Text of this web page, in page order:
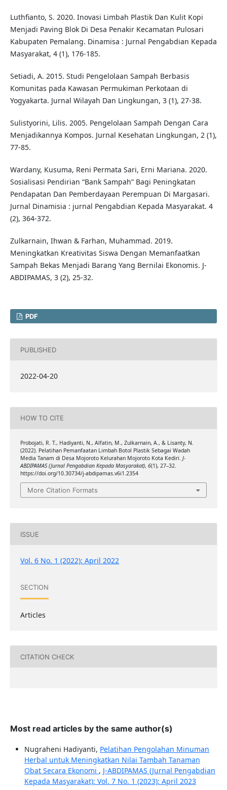
Luthfianto, S. 2020. Inovasi Limbah Plastik Dan Kulit Kopi
Menjadi Paving Blok Di Desa Penakir Kecamatan Pulosari
Kabupaten Pemalang. Dinamisa : Jurnal Pengabdian Kepada
Masyarakat, 4 (1), 176-185.
Setiadi, A. 2015. Studi Pengelolaan Sampah Berbasis
Komunitas pada Kawasan Permukiman Perkotaan di
Yogyakarta. Jurnal Wilayah Dan Lingkungan, 3 (1), 27-38.
Sulistyorini, Lilis. 2005. Pengelolaan Sampah Dengan Cara
Menjadikannya Kompos. Jurnal Kesehatan Lingkungan, 2 (1),
77-85.
Wardany, Kusuma, Reni Permata Sari, Erni Mariana. 2020.
Sosialisasi Pendirian “Bank Sampah” Bagi Peningkatan
Pendapatan Dan Pemberdayaan Perempuan Di Margasari.
Jurnal Dinamisia : jurnal Pengabdian Kepada Masyarakat. 4
(2), 364-372.
Zulkarnain, Ihwan & Farhan, Muhammad. 2019.
Meningkatkan Kreativitas Siswa Dengan Memanfaatkan
Sampah Bekas Menjadi Barang Yang Bernilai Ekonomis. J-
ABDIPAMAS, 3 (2), 25-32.
PDF
PUBLISHED
2022-04-20
HOW TO CITE
Probojati, R. T., Hadiyanti, N., Alfatin, M., Zulkarnain, A., & Lisanty, N.
(2022). Pelatihan Pemanfaatan Limbah Botol Plastik Sebagai Wadah
Media Tanam di Desa Mojoroto Kelurahan Mojoroto Kota Kediri. J-
ABDIPAMAS (Jurnal Pengabdian Kepada Masyarakat), 6(1), 27–32.
https://doi.org/10.30734/j-abdipamas.v6i1.2354
More Citation Formats
ISSUE
Vol. 6 No. 1 (2022): April 2022
SECTION
Articles
CITATION CHECK
Most read articles by the same author(s)
Nugraheni Hadiyanti, Pelatihan Pengolahan Minuman
Herbal untuk Meningkatkan Nilai Tambah Tanaman
Obat Secara Ekonomi , J-ABDIPAMAS (Jurnal Pengabdian
Kepada Masyarakat): Vol. 7 No. 1 (2023): April 2023